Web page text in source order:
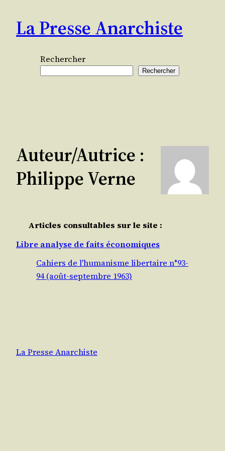
contenu
La Presse Anarchiste
Rechercher
Rechercher
Auteur/autrice :
Philippe Verne
Articles consultables sur le site :
Libre analyse de faits économiques
Cahiers de l'humanisme libertaire n°93-
94 (août-septembre 1963)
La Presse Anarchiste